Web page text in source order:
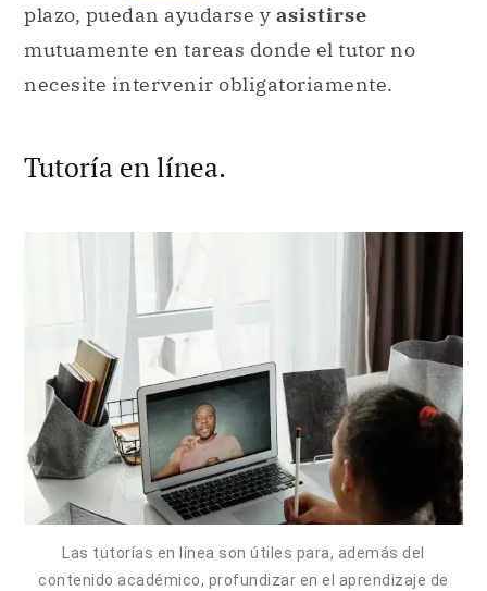
plazo, puedan ayudarse y asistirse
mutuamente en tareas donde el tutor no
necesite intervenir obligatoriamente.
Tutoría en línea.
Las tutorías en línea son útiles para, además del
contenido académico, profundizar en el aprendizaje de